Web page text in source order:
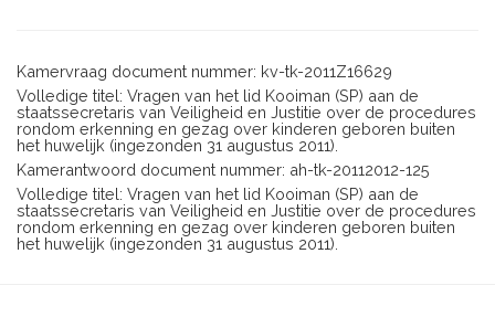
Kamervraag document nummer: kv-tk-2011Z16629
Volledige titel: Vragen van het lid Kooiman (SP) aan de
staatssecretaris van Veiligheid en Justitie over de procedures
rondom erkenning en gezag over kinderen geboren buiten
het huwelijk (ingezonden 31 augustus 2011).
Kamerantwoord document nummer: ah-tk-20112012-125
Volledige titel: Vragen van het lid Kooiman (SP) aan de
staatssecretaris van Veiligheid en Justitie over de procedures
rondom erkenning en gezag over kinderen geboren buiten
het huwelijk (ingezonden 31 augustus 2011).